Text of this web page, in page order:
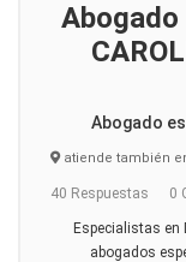
Abogado
atiende también
40 Respuestas 0
Especialistas en
abogados